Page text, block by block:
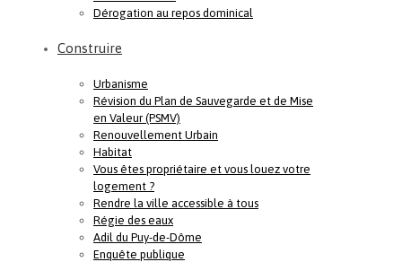
Dérogation au repos dominical
Construire
Urbanisme
Révision du Plan de Sauvegarde et de Mise
en Valeur (PSMV)
Renouvellement Urbain
Habitat
Vous êtes propriétaire et vous louez votre
logement ?
Rendre la ville accessible à tous
Régie des eaux
Adil du Puy-de-Dôme
Enquête publique